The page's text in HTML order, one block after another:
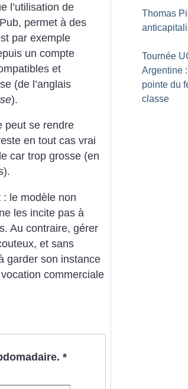
l’utilisation de
permet à des
par exemple
un compte
et
(de l’anglais
).
peut se rendre
en tout cas vrai
car trop grosse (en
: le modèle non
les incite pas à
Au contraire, gérer
et sans
garder son instance
commerciale
*
Thomas
Tournée
Argentine
pointe du
classe